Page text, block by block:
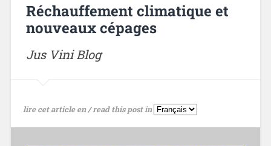
Réchauffement climatique et
nouveaux cépages
Jus Vini Blog
lire cet article en / read this post in